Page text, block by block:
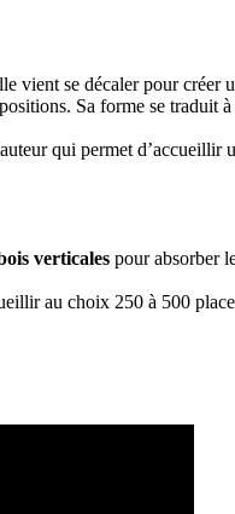
vient se décaler pour créer
Sa forme se traduit
qui permet
verticales pour absorber
au choix 250 à 500